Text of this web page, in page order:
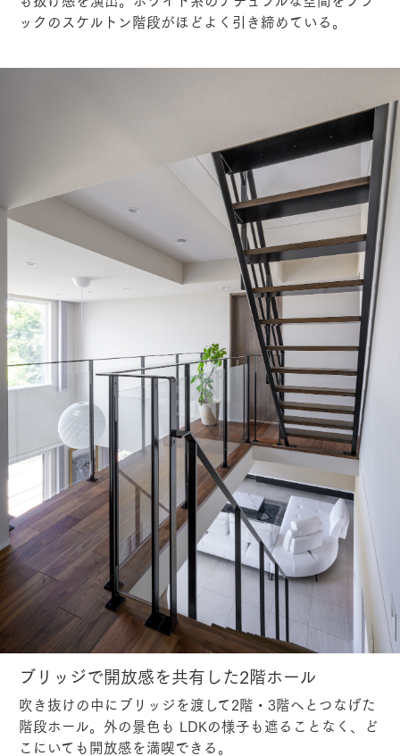
ックのスケルトン階段がほどよく引き締めている。
ブリッジで開放感を共有した2階ホール
吹き抜けの中にブリッジを渡して2階・3階へとつなげた
階段ホール。外の景色も LDKの様子も遮ることなく、ど
こにいても開放感を満喫できる。